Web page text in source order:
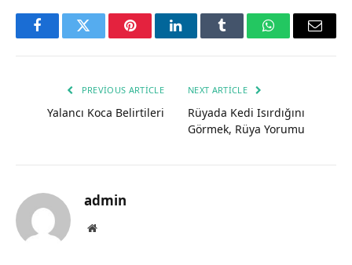
FacebookTwitter PinterestLinkedInTumblr WhatsAppEmail
PREVIOUS ARTICLE
Yalancı Koca Belirtileri
NEXT ARTICLE
Rüyada Kedi Isırdığını
Görmek, Rüya Yorumu
admin
Website